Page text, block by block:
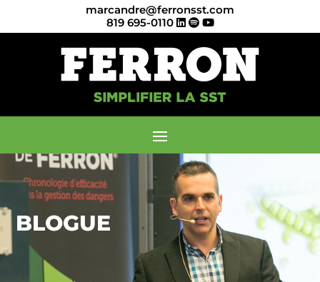
marcandre@ferronsst.com
819 695-0110
BLOGUE